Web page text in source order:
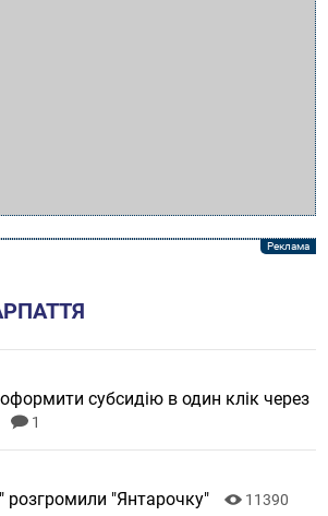
субсидію в один клік через
1
"Янтарочку"
11390